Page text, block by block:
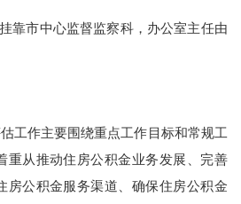
靠市中心监督监察科，办公室主任由
工作主要围绕重点工作目标和常规工
重从推动住房公积金业务发展、完善
房公积金服务渠道、确保住房公积金